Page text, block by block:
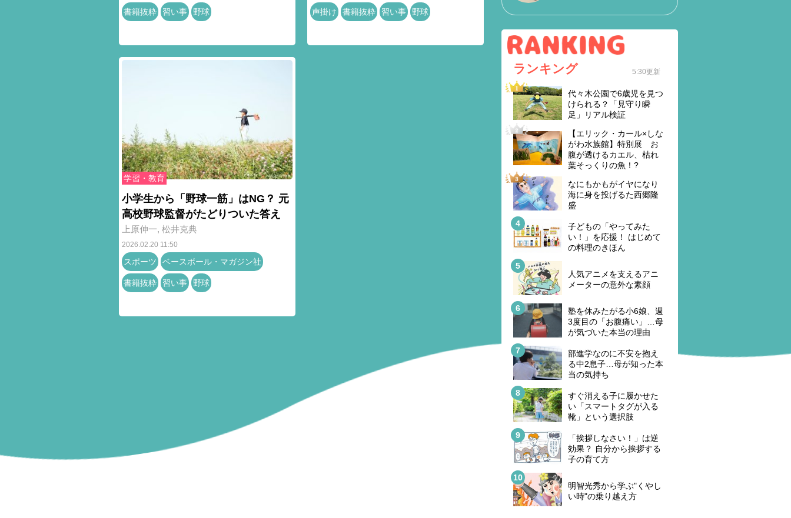
書籍抜粋 習い事 野球 声掛け 書籍抜粋 習い事 野球
学習・教育
小学生から「野球一筋」はNG？ 元
高校野球監督がたどりついた答え
上原伸一, 松井克典
2026.02.20 11:50
スポーツ ベースボール・マガジン社
書籍抜粋 習い事 野球
ランキング 5:30更新
代々木公園で6歳児を見つ
けられる？「見守り瞬
足」リアル検証
【エリック・カール×しな
がわ水族館】特別展 お
腹が透けるカエル、枯れ
葉そっくりの魚！?
なにもかもがイヤになり
海に身を投げるた西郷隆
盛
子どもの「やってみた
い！」を応援！ はじめて
の料理のきほん
人気アニメを支えるアニ
メーターの意外な素顔
塾を休みたがる小6娘、週
3度目の「お腹痛い」…母
が気づいた本当の理由
部進学なのに不安を抱え
る中2息子…母が知った本
当の気持ち
すぐ消える子に履かせた
い「スマートタグが入る
靴」という選択肢
「挨拶しなさい！」は逆
効果？ 自分から挨拶する
子の育て方
明智光秀から学ぶ"くやし
い時"の乗り越え方